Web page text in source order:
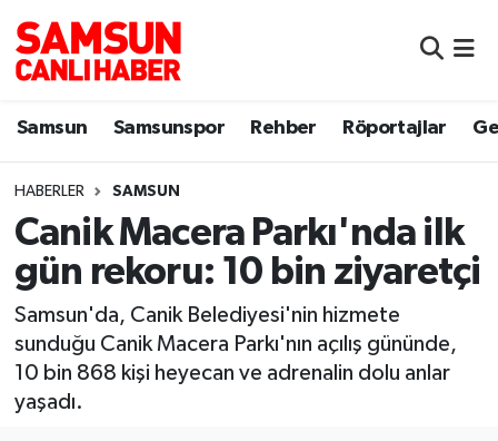
Samsun Samsunspor Rehber Röportajlar
HABERLER SAMSUN
Canik Macera Parkı'nda ilk
gün rekoru: 10 bin ziyaretçi
Samsun'da, Canik Belediyesi'nin hizmete
sunduğu Canik Macera Parkı'nın açılış gününde,
10 bin 868 kişi heyecan ve adrenalin dolu anlar
yaşadı.
Samsun
Sokak Röportajları
Dünya
Eğitim
Samsun Nöbetçi Eczaneler
Samsun Hava Durumu
Samsun Namaz Vakitleri
Samsun Trafik Yoğunluk Haritası
Süper Lig Puan Durumu ve Fikstür
Tüm Manşetler